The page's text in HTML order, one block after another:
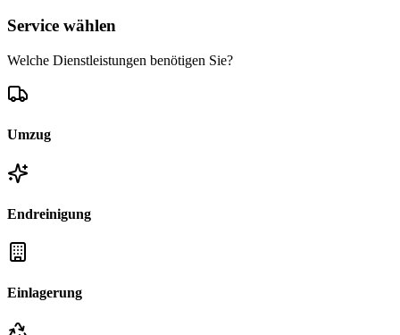
Service wählen
Welche Dienstleistungen benötigen Sie?
Umzug
Endreinigung
Einlagerung